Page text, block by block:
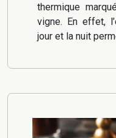
thermique
vigne. En effet,
jour et la nuit